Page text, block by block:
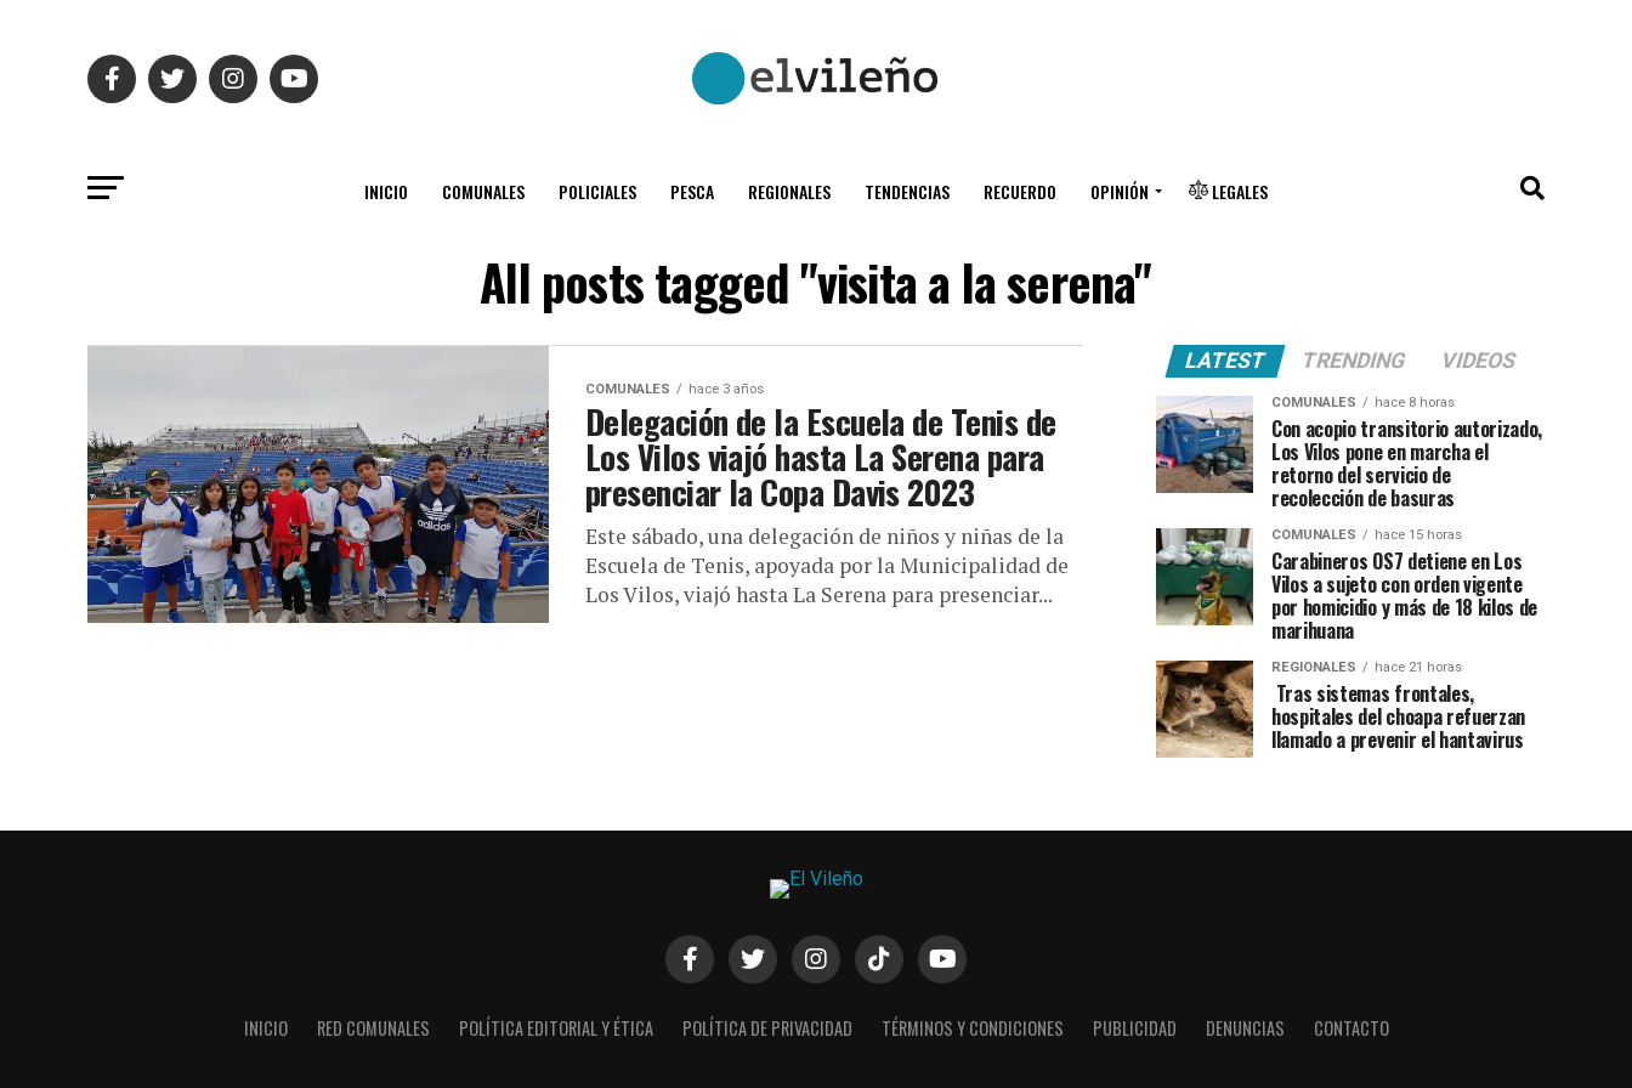
INICIO COMUNALES POLICIALES PESCA REGIONALES TENDENCIAS RECUERDO OPINIÓN LEGALES
All posts tagged "visita a la serena"
COMUNALES hace 3 años
Delegación de la Escuela de Tenis de
Los Vilos viajó hasta La Serena para
presenciar la Copa Davis 2023
Este sábado, una delegación de niños y niñas de la
Escuela de Tenis, apoyada por la Municipalidad de
Los Vilos, viajó hasta La Serena para presenciar...
LATEST TRENDING VIDEOS
COMUNALES hace 8 horas
Con acopio transitorio autorizado,
Los Vilos pone en marcha el
retorno del servicio de
recolección de basuras
COMUNALES hace 15 horas
Carabineros OS7 detiene en Los
Vilos a sujeto con orden vigente
por homicidio y más de 18 kilos de
marihuana
REGIONALES hace 21 horas
Tras sistemas frontales,
hospitales del choapa refuerzan
llamado a prevenir el hantavirus
INICIO RED COMUNALES POLÍTICA EDITORIAL Y ÉTICA POLÍTICA DE PRIVACIDAD TÉRMINOS Y CONDICIONES PUBLICIDAD DENUNCIAS CONTACTO